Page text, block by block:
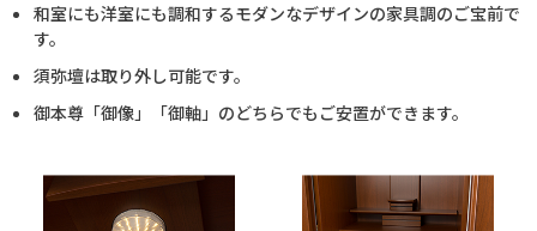
和室にも洋室にも調和するモダンなデザインの家具調のご宝前で
す。
須弥壇は取り外し可能です。
御本尊「御像」「御軸」のどちらでもご安置ができます。